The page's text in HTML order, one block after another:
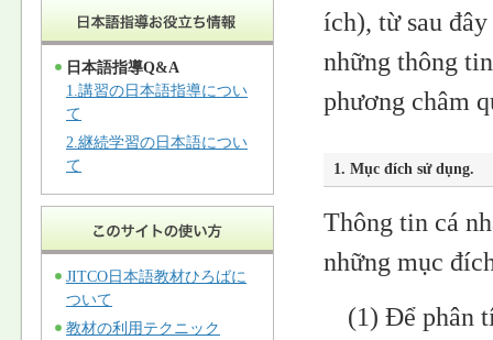
日本語指導Q&A
1.講習の日本語指導につい
て
2.継続学習の日本語につい
て
JITCO日本語教材ひろばに
ついて
教材の利用テクニック
ích), từ sau
những thông
phương châm
1. Mục đích sử dụng.
Thông tin cá
những mục
(1) Để phân